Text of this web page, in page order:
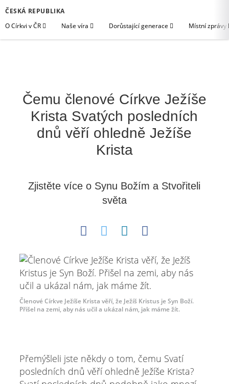
ČESKÁ REPUBLIKA
O Církvi v ČR
Naše víra Dorůstající generace Místní zprávy
Čemu členové Církve Ježíše
Krista Svatých posledních
dnů věří ohledně Ježíše
Krista
Zjistěte více o Synu Božím a Stvořiteli
světa
Členové Církve Ježíše Krista věří, že Ježíš Kristus je Syn Boží.
Přišel na zemi, aby nás učil a ukázal nám, jak máme žít.
Přemýšleli jste někdy o tom, čemu Svatí
posledních dnů věří ohledně Ježíše Krista?